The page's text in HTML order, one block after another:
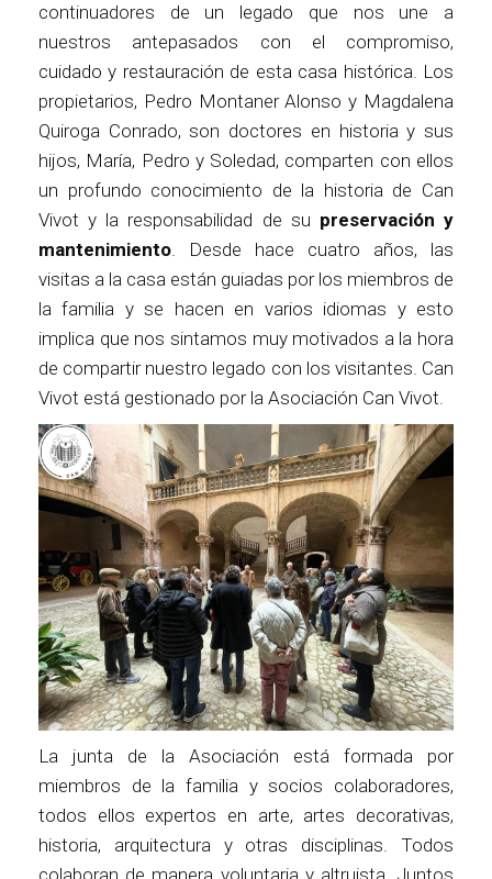
continuadores de un legado que nos une a
nuestros antepasados con el compromiso,
cuidado y restauración de esta casa histórica. Los
propietarios, Pedro Montaner Alonso y Magdalena
Quiroga Conrado, son doctores en historia y sus
hijos, María, Pedro y Soledad, comparten con ellos
un profundo conocimiento de la historia de Can
Vivot y la responsabilidad de su preservación y
mantenimiento. Desde hace cuatro años, las
visitas a la casa están guiadas por los miembros de
la familia y se hacen en varios idiomas y esto
implica que nos sintamos muy motivados a la hora
de compartir nuestro legado con los visitantes. Can
Vivot está gestionado por la Asociación Can Vivot.
La junta de la Asociación está formada por
miembros de la familia y socios colaboradores,
todos ellos expertos en arte, artes decorativas,
historia, arquitectura y otras disciplinas. Todos
colaboran de manera voluntaria y altruista. Juntos